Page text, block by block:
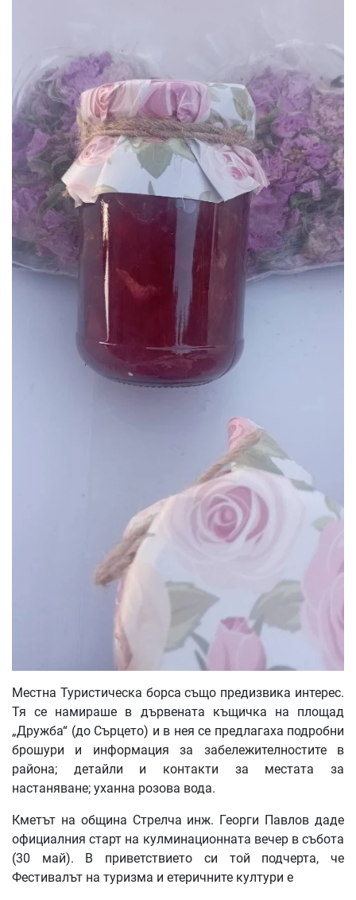
Местна Туристическа борса също предизвика интерес.
Тя се намираше в дървената къщичка на площад
„Дружба“ (до Сърцето) и в нея се предлагаха подробни
брошури и информация за забележителностите в
района; детайли и контакти за местата за
настаняване; уханна розова вода.
Кметът на община Стрелча инж. Георги Павлов даде
официалния старт на кулминационната вечер в събота
(30 май). В приветствието си той подчерта, че
Фестивалът на туризма и етеричните култури е